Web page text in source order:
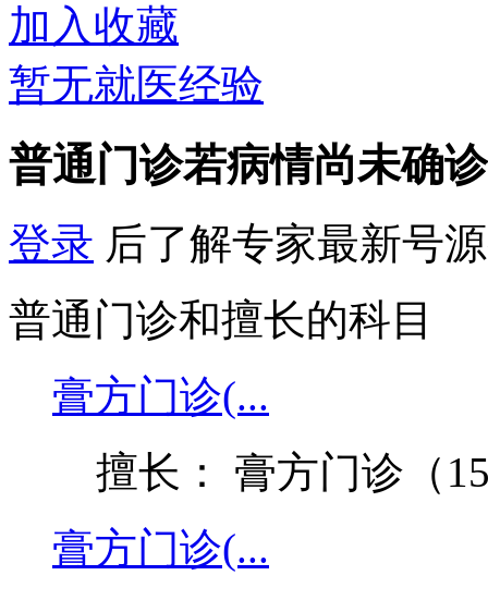
加入收藏
暂无就医经验
普通门诊若病情尚未确
登录 后了解专家最新号
普通门诊和擅长的科目
膏方门诊(...
擅长： 膏方门诊（
膏方门诊(...